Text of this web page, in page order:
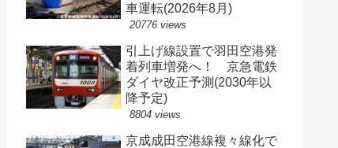
車運転(2026年8月)
20776 views
引上げ線設置で羽田空港発
着列車増発へ！ 京急電鉄
ダイヤ改正予測(2030年以
降予定)
8804 views
京成成田空港線複々線化で